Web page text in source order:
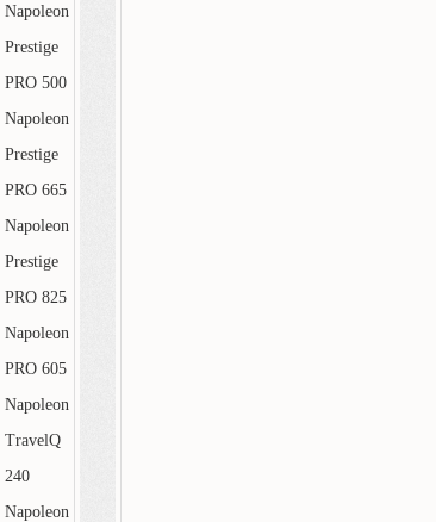
Napoleon
Prestige
PRO 500
Napoleon
Prestige
PRO 665
Napoleon
Prestige
PRO 825
Napoleon
PRO 605
Napoleon
TravelQ
240
Napoleon